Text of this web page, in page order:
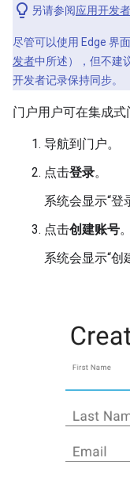
另请参阅应用开发
尽管可以使用 Edge 界
发者中所述），但不建
开发者记录保持同步。
门户用户可在集成式
导航到门户。
点击登录。
系统会显示“登
点击创建账号。
系统会显示“创